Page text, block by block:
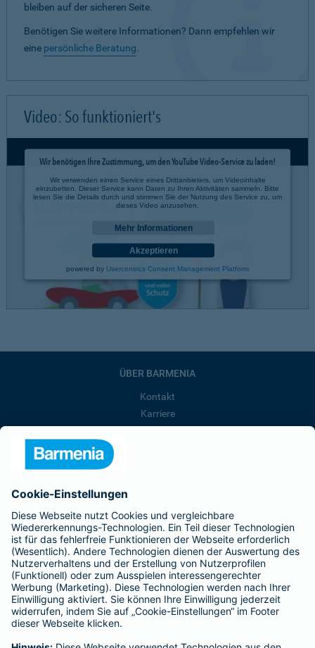
bleiben auf der sicheren Seite.
Benötigen Sie weitere Informationen? Dann empfehlen wir
eine persönliche Beratung.
Video: So funktioniert's
Wir benötigen Ihre Zustimmung, um den YouTube Video-Service zu laden!
Wir verwenden einen Service eines Drittanbieters, um Videoinhalte
einzubetten. Dieser Service kann Daten zu Ihren Aktivitäten sammeln. Bitte
lesen Sie die Details durch und stimmen Sie der Nutzung des Service zu, um
dieses Video anzusehen.
Mehr Informationen
Akzeptieren
powered by Usercentrics Consent Management Platform
ÜBER BARMENIA
Kontakt
Karriere
Barmenia ist Teil der BarmeniaGothaer
BELIEBTE SEITEN
Kranken-Zusatzversicherung
Tierversicherungen
Haftpflichtversicherung
Hausratversicherung